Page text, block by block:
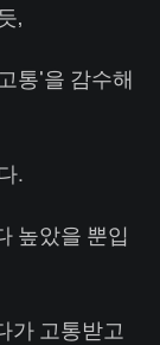
,
통'을 감수해
.
높았을 뿐입
가 고통받고